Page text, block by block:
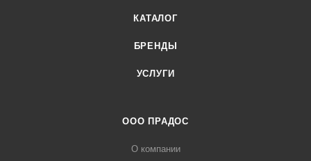
КАТАЛОГ
БРЕНДЫ
УСЛУГИ
ООО ПРАДОС
О компании